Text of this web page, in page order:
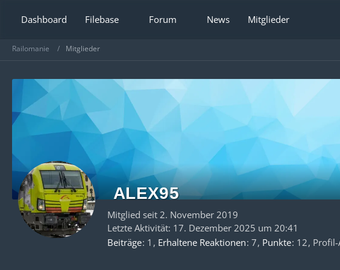
Dashboard Filebase Forum News Mitglieder
Railomanie Mitglieder
ALEX95
Mitglied seit 2. November 2019
Letzte Aktivität: 17. Dezember 2025 um 20:41
Beiträge 1 Erhaltene Reaktionen 7 Punkte 12